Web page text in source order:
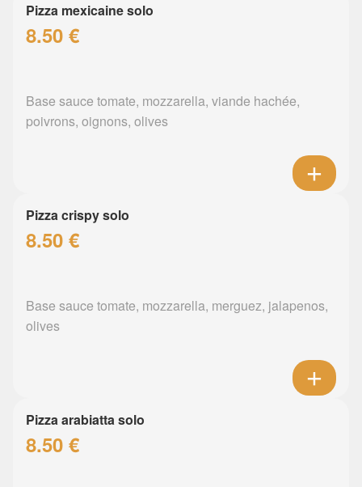
Pizza mexicaine solo
8.50 €
Base sauce tomate, mozzarella, viande hachée,
poivrons, oignons, olives
Pizza crispy solo
8.50 €
Base sauce tomate, mozzarella, merguez, jalapenos,
olives
Pizza arabiatta solo
8.50 €